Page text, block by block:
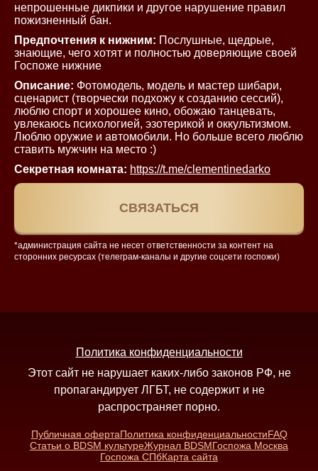
непрошенные дикпики и другое нарушение правил
пожизненный бан.
Предпочтения к нижним: Послушные, щедрые,
знающие, чего хотят и полностью доверяющие своей
Госпоже нижние
Описание: Фотомодель, модель и мастер шибари,
сценарист (творчески подхожу к созданию сессий),
люблю спорт и хорошее кино, обожаю танцевать,
увлекаюсь психологией, эзотерикой и оккультизмом.
Люблю оружие и автомобили. Но больше всего люблю
ставить мужчин на место :)
Секретная комната: https://t.me/clementinedarko
СВЯЗАТЬСЯ
*администрация сайта не несет ответственности за контент на
сторонних ресурсах (телеграм‑каналы и другие соцсети госпожи)
Политика конфиденциальности
Этот сайт не нарушает каких-либо законов РФ, не
пропагандирует ЛГБТ, не содержит и не
распространяет порно.
Публичная офертаПолитика конфиденциальностиFAQ
Статьи о BDSM культуреЖурнал BDSMГоспожа Москва
Госпожа СПбКарта сайта